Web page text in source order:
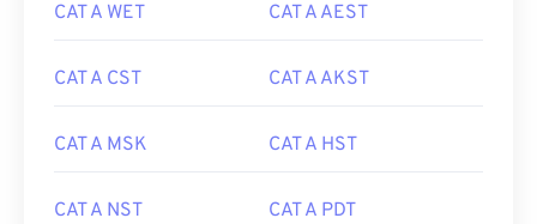
CAT A WET CAT A AEST
CAT A CST CAT A AKST
CAT A MSK CAT A HST
CAT A NST CAT A PDT